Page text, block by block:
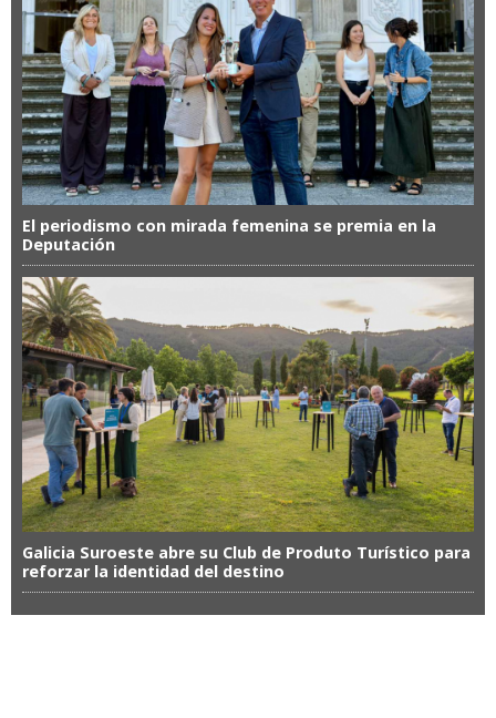
El periodismo con mirada femenina se premia en la
Deputación
Galicia Suroeste abre su Club de Produto Turístico para
reforzar la identidad del destino